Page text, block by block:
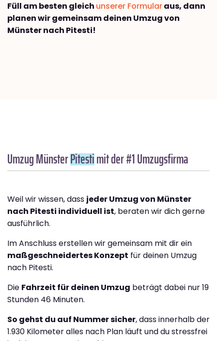
Füll am besten gleich unserer Formularaus, dann
planen wir gemeinsam deinen Umzug von
Münster nach Pitesti!
Umzug MünsterPitestimit der #1 Umzugsfirma
Weil wir wissen, dass jeder Umzug von Münster
nach Pitesti individuell ist, beraten wir dich gerne
ausführlich.
Im Anschluss erstellen wir gemeinsam mit dir ein
maßgeschneidertes Konzept für deinen Umzug
nach Pitesti.
Die Fahrzeit für deinen Umzug beträgt dabei nur 19
Stunden 46 Minuten.
So gehst du auf Nummer sicher, dass innerhalb der
1.930 Kilometer alles nach Plan läuft und du stressfrei